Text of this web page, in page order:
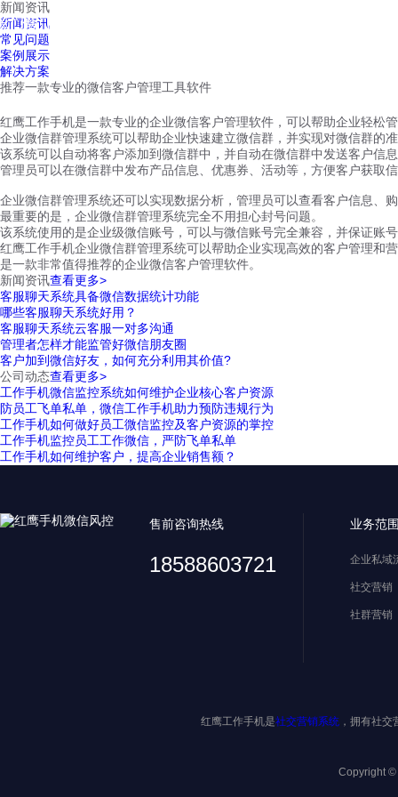
红鹰工作手机
新闻资讯
新闻资讯
常见问题
案例展示
解决方案
推荐一款专业的微信客户管理工具软件
红鹰工作手机是一款专业的企业微信客户管理软件，可以帮助企业轻松
企业微信群管理系统可以帮助企业快速建立微信群，并实现对微信群的
该系统可以自动将客户添加到微信群中，并自动在微信群中发送客户信
管理员可以在微信群中发布产品信息、优惠券、活动等，方便客户获取
企业微信群管理系统还可以实现数据分析，管理员可以查看客户信息、
最重要的是，企业微信群管理系统完全不用担心封号问题。
该系统使用的是企业级微信账号，可以与微信账号完全兼容，并保证账
红鹰工作手机企业微信群管理系统可以帮助企业实现高效的客户管理和
是一款非常值得推荐的企业微信客户管理软件。
新闻资讯查看更多>
客服聊天系统具备微信数据统计功能
哪些客服聊天系统好用？
客服聊天系统云客服一对多沟通
管理者怎样才能监管好微信朋友圈
客户加到微信好友，如何充分利用其价值?
公司动态查看更多>
工作手机微信监控系统如何维护企业核心客户资源
防员工飞单私单，微信工作手机助力预防违规行为
工作手机如何做好员工微信监控及客户资源的掌控
工作手机监控员工工作微信，严防飞单私单
工作手机如何维护客户，提高企业销售额？
售前咨询热线
18588603721
业务范
企业私域
社交营销
社群营销
红鹰工作手机是社交营销系统 ，拥有社
Copyright ©